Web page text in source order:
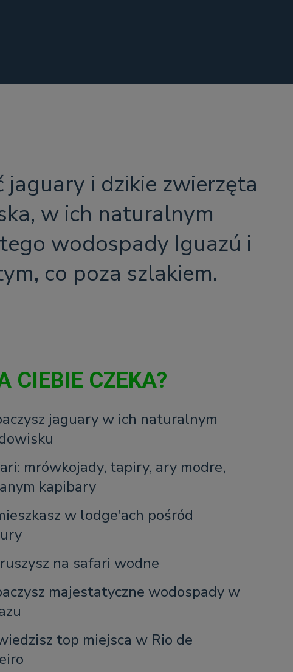
i dzikie zwierzęta
w ich naturalnym
wodospady Iguazú i
co poza szlakiem.
CIEBIE CZEKA?
jaguary w ich naturalnym
mrówkojady, tapiry, ary modre,
kapibary
w lodge'ach pośród
na safari wodne
majestatyczne wodospady w
top miejsca w Rio de